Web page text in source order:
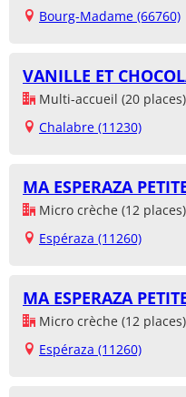
Bourg-Madame (66760)
VANILLE ET
Multi-accueil (20 places)
Chalabre (11230)
MA ESPERAZA
Micro crèche (12 places)
Espéraza (11260)
MA ESPERAZA
Micro crèche (12 places)
Espéraza (11260)